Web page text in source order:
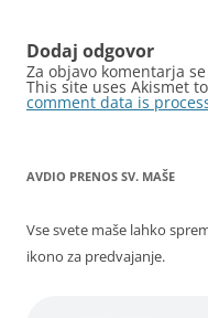
Dodaj odgovor
Za objavo komentarja
This site uses Akismet
comment data is
AVDIO PRENOS SV. MAŠE
Vse svete maše lahko
ikono za predvajanje.